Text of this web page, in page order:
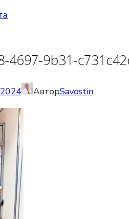
4697-9b31-
АвторSavostin